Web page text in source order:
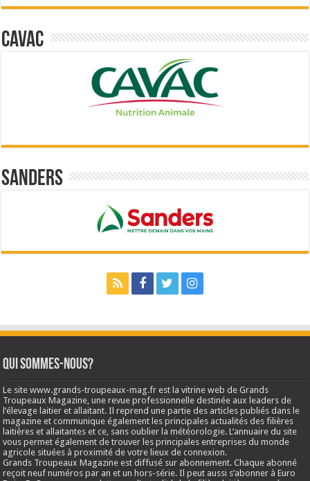
Cavac
Sanders
Qui sommes-nous?
Le site www.grands-troupeaux-mag.fr est la vitrine web de Grands
Troupeaux Magazine, une revue professionnelle destinée aux leaders de
l’élevage laitier et allaitant. Il reprend une partie des articles publiés dans le
magazine et communique également les principales actualités des filières
laitières et allaitantes et ce, sans oublier la météorologie. L’annuaire du site
vous permet également de trouver les principales entreprises du monde
agricole situées à proximité de votre lieux de connexion.
Grands Troupeaux Magazine est diffusé sur abonnement. Chaque abonné
reçoit neuf numéros par an et un hors-série. Il peut aussi s’abonner à Euro